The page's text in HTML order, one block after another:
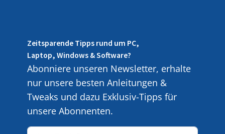
Zeitsparende Tipps rund um PC,
Laptop, Windows & Software?
Abonniere unseren Newsletter, erhalte
nur unsere besten Anleitungen &
Tweaks und dazu Exklusiv-Tipps für
unsere Abonnenten.